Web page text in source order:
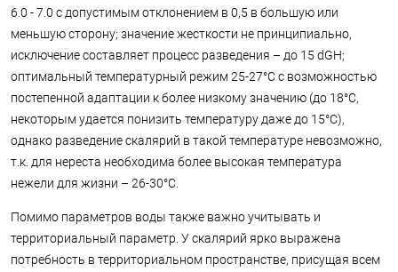
6.0 - 7.0 с допустимым отклонением в 0,5 в большую или
меньшую сторону; значение жесткости не принципиально,
исключение составляет процесс разведения – до 15 dGH;
оптимальный температурный режим 25-27°С с возможностью
постепенной адаптации к более низкому значению (до 18°С,
некоторым удается понизить температуру даже до 15°С),
однако разведение скалярий в такой температуре невозможно,
т.к. для нереста необходима более высокая температура
нежели для жизни – 26-30°С.
Помимо параметров воды также важно учитывать и
территориальный параметр. У скалярий ярко выражена
потребность в территориальном пространстве, присущая всем